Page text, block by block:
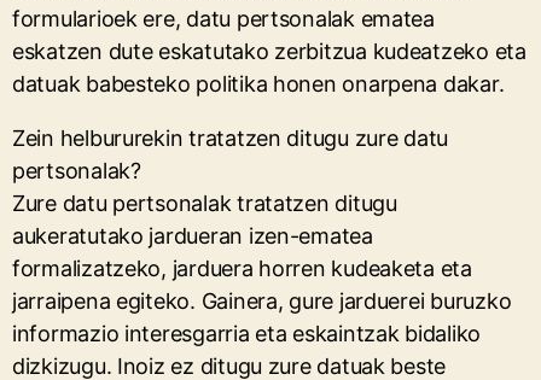
formularioek ere, datu pertsonalak ematea
eskatzen dute eskatutako zerbitzua kudeatzeko eta
datuak babesteko politika honen onarpena dakar.
Zein helbururekin tratatzen ditugu zure datu
pertsonalak?
Zure datu pertsonalak tratatzen ditugu
aukeratutako jardueran izen-ematea
formalizatzeko, jarduera horren kudeaketa eta
jarraipena egiteko. Gainera, gure jarduerei buruzko
informazio interesgarria eta eskaintzak bidaliko
dizkizugu. Inoiz ez ditugu zure datuak beste